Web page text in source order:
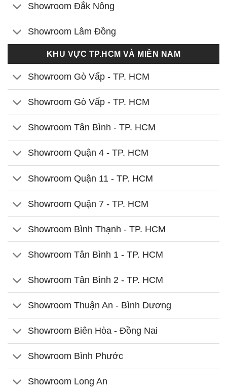
Showroom Đắk Nông
Showroom Lâm Đồng
KHU VỰC TP.HCM VÀ MIỀN NAM
Showroom Gò Vấp - TP. HCM
Showroom Gò Vấp - TP. HCM
Showroom Tân Bình - TP. HCM
Showroom Quận 4 - TP. HCM
Showroom Quận 11 - TP. HCM
Showroom Quận 7 - TP. HCM
Showroom Bình Thạnh - TP. HCM
Showroom Tân Bình 1 - TP. HCM
Showroom Tân Bình 2 - TP. HCM
Showroom Thuận An - Bình Dương
Showroom Biên Hòa - Đồng Nai
Showroom Bình Phước
Showroom Long An